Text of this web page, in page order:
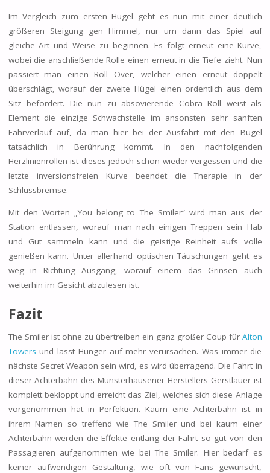
Im Vergleich zum ersten Hügel geht es nun mit einer deutlich
größeren Steigung gen Himmel, nur um dann das Spiel auf
gleiche Art und Weise zu beginnen. Es folgt erneut eine Kurve,
wobei die anschließende Rolle einen erneut in die Tiefe zieht. Nun
passiert man einen Roll Over, welcher einen erneut doppelt
überschlägt, worauf der zweite Hügel einen ordentlich aus dem
Sitz befördert. Die nun zu absovierende Cobra Roll weist als
Element die einzige Schwachstelle im ansonsten sehr sanften
Fahrverlauf auf, da man hier bei der Ausfahrt mit den Bügel
tatsächlich in Berührung kommt. In den nachfolgenden
Herzlinienrollen ist dieses jedoch schon wieder vergessen und die
letzte inversionsfreien Kurve beendet die Therapie in der
Schlussbremse.
Mit den Worten „You belong to The Smiler“ wird man aus der
Station entlassen, worauf man nach einigen Treppen sein Hab
und Gut sammeln kann und die geistige Reinheit aufs volle
genießen kann. Unter allerhand optischen Täuschungen geht es
weg in Richtung Ausgang, worauf einem das Grinsen auch
weiterhin im Gesicht abzulesen ist.
Fazit
The Smiler ist ohne zu übertreiben ein ganz großer Coup für Alton
Towers und lässt Hunger auf mehr verursachen. Was immer die
nächste Secret Weapon sein wird, es wird überragend. Die Fahrt in
dieser Achterbahn des Münsterhausener Herstellers Gerstlauer ist
komplett bekloppt und erreicht das Ziel, welches sich diese Anlage
vorgenommen hat in Perfektion. Kaum eine Achterbahn ist in
ihrem Namen so treffend wie The Smiler und bei kaum einer
Achterbahn werden die Effekte entlang der Fahrt so gut von den
Passagieren aufgenommen wie bei The Smiler. Hier bedarf es
keiner aufwendigen Gestaltung, wie oft von Fans gewünscht,